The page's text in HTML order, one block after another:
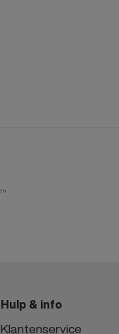
Hulp & info
Klantenservice